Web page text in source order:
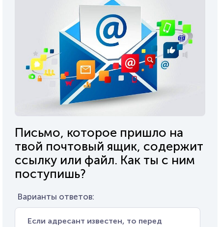
Письмо, которое пришло на
твой почтовый ящик, содержит
ссылку или файл. Как ты с ним
поступишь?
Варианты ответов:
Если адресант известен, то перед